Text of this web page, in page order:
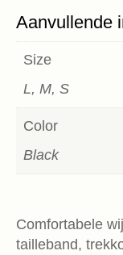
Aanvullende
Size
L, M, S
Color
Black
Comfortabele
tailleband,